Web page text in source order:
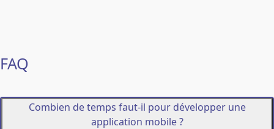
FAQ
Combien de temps faut-il pour développer une
application mobile ?